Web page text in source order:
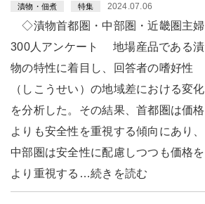
漬物・佃煮 特集 2024.07.06
◇漬物首都圏・中部圏・近畿圏主婦
300人アンケート 地場産品である漬
物の特性に着目し、回答者の嗜好性
（しこうせい）の地域差における変化
を分析した。その結果、首都圏は価格
よりも安全性を重視する傾向にあり、
中部圏は安全性に配慮しつつも価格を
より重視する…続きを読む